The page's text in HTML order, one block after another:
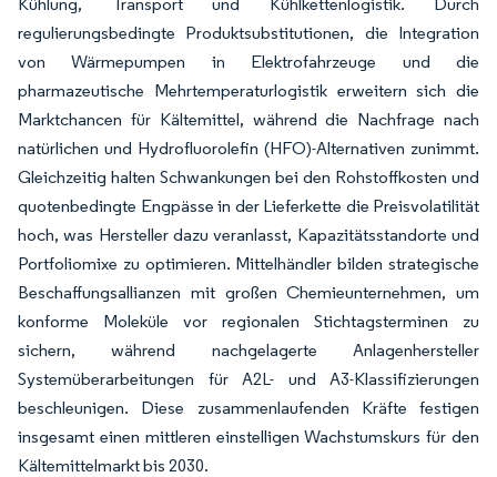
regulierungsbedingte Produktsubstitutionen, die Integration
von Wärmepumpen in Elektrofahrzeuge und die
pharmazeutische Mehrtemperaturlogistik erweitern sich die
Marktchancen für Kältemittel, während die Nachfrage nach
natürlichen und Hydrofluorolefin (HFO)-Alternativen zunimmt.
Gleichzeitig halten Schwankungen bei den Rohstoffkosten und
quotenbedingte Engpässe in der Lieferkette die Preisvolatilität
hoch, was Hersteller dazu veranlasst, Kapazitätsstandorte und
Portfoliomixe zu optimieren. Mittelhändler bilden strategische
Beschaffungsallianzen mit großen Chemieunternehmen, um
konforme Moleküle vor regionalen Stichtagsterminen zu
sichern, während nachgelagerte Anlagenhersteller
Systemüberarbeitungen für A2L- und A3-Klassifizierungen
beschleunigen. Diese zusammenlaufenden Kräfte festigen
insgesamt einen mittleren einstelligen Wachstumskurs für den
Kältemittelmarkt bis 2030.